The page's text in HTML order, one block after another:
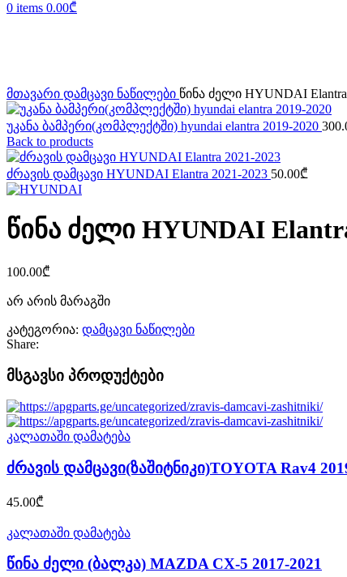
0 items 0.00₾
მთავარი დამცავი ნაწილები წინა ძელი HYUNDAI Elantra
უკანა ბამპერი(კომპლექტში) hyundai elantra 2019-2020
Back to products
ძრავის დამცავი HYUNDAI Elantra 2021-2023 50.00₾
წინა ძელი HYUNDAI
100.00₾
არ არის მარაგში
კატეგორია: დამცავი ნაწილები
Share:
მსგავსი პროდუქტები
კალათაში დამატება
ძრავის დამცავი(ზაშიტნიკი)TOYOTA Rav4
45.00₾
კალათაში დამატება
წინა ძელი (ბალკა) MAZDA CX-5 2017-2021